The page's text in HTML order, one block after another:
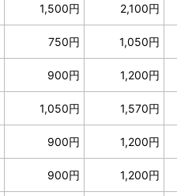
1,500円 2,100円
750円 1,050円
900円 1,200円
1,050円 1,570円
900円 1,200円
900円 1,200円